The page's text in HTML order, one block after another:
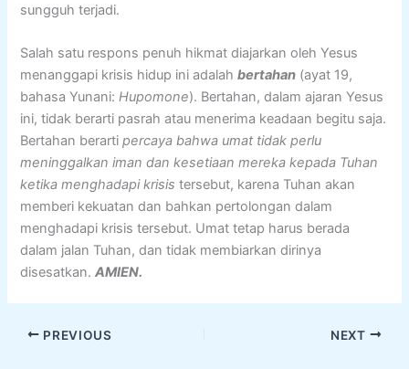
sungguh terjadi.
Salah satu respons penuh hikmat diajarkan oleh Yesus
menanggapi krisis hidup ini adalahbertahan (ayat 19,
bahasa Yunani:Hupomone). Bertahan, dalam ajaran Yesus
ini, tidak berarti pasrah atau menerima keadaan begitu saja.
Bertahan berartipercaya bahwa umat tidak perlu
meninggalkan iman dan kesetiaan mereka kepada Tuhan
ketika menghadapi krisis tersebut, karena Tuhan akan
memberi kekuatan dan bahkan pertolongan dalam
menghadapi krisis tersebut. Umat tetap harus berada
dalam jalan Tuhan, dan tidak membiarkan dirinya
disesatkan.AMIEN.
PREVIOUS NEXT